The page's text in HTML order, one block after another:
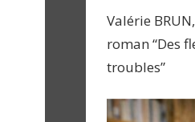
Valérie BRUN,
roman “Des
troubles”